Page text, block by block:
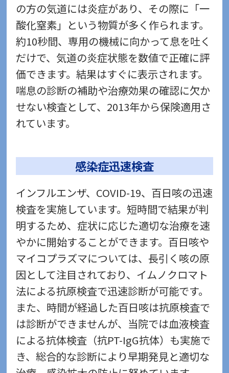
の方の気道には炎症があり、その際に「一
酸化窒素」という物質が多く作られます。
約10秒間、専用の機械に向かって息を吐く
だけで、気道の炎症状態を数値で正確に評
価できます。結果はすぐに表示されます。
喘息の診断の補助や治療効果の確認に欠か
せない検査として、2013年から保険適用さ
れています。
感染症迅速検査
インフルエンザ、COVID-19、百日咳の迅速
検査を実施しています。短時間で結果が判
明するため、症状に応じた適切な治療を速
やかに開始することができます。百日咳や
マイコプラズマについては、長引く咳の原
因として注目されており、イムノクロマト
法による抗原検査で迅速診断が可能です。
また、時間が経過した百日咳は抗原検査で
は診断ができませんが、当院では血液検査
による抗体検査（抗PT-IgG抗体）も実施で
き、総合的な診断により早期発見と適切な